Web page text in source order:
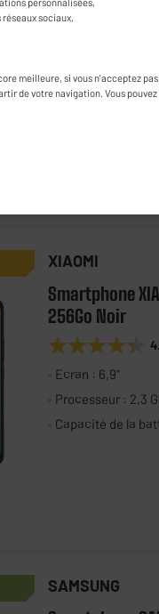
Ecran : 6,7", Super
Capacité de la
XIAOMI
Smartphone
256Go Noir
★★★★★
★★★★★
Ecran : 6,9"
Processeur : 2,3
Capacité de la
SAMSUNG
sociaux,
meilleure, si vous n'acceptez
de votre navigation. Vous